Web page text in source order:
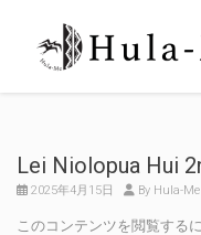
Lei Niolopua Hui
2025年4月15日 By Hula-
このコンテンツを閲覧する